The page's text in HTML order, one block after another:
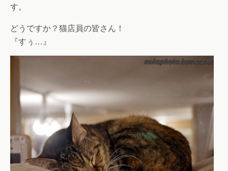
す。
どうですか？猫店員の皆さん！
『すぅ…』